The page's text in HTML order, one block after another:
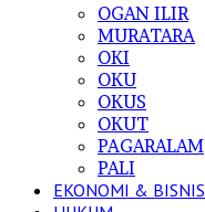
OGAN ILIR
MURATARA
OKI
OKU
OKUS
OKUT
PAGARALAM
PALI
EKONOMI & BISNIS